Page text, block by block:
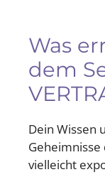
Was
dem
Dein Wissen
vielleicht